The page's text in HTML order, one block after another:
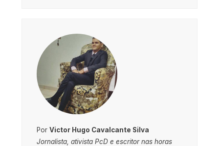
Por Victor Hugo Cavalcante Silva
Jornalista, ativista PcD e escritor nas horas